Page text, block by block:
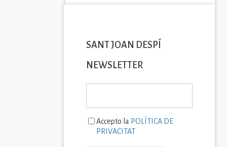
SANT JOAN DESPÍ
NEWSLETTER
Accepto la POLÍTICA DE
PRIVACITAT